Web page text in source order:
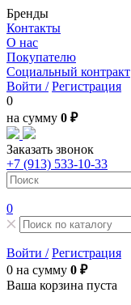
Бренды
Контакты
О нас
Покупателю
Социальный контракт
Войти / Регистрация
0
на сумму 0 ₽
Заказать звонок
+7 (913) 533-10-33
0
Войти / Регистрация
0 на сумму 0 ₽
Ваша корзина пуста